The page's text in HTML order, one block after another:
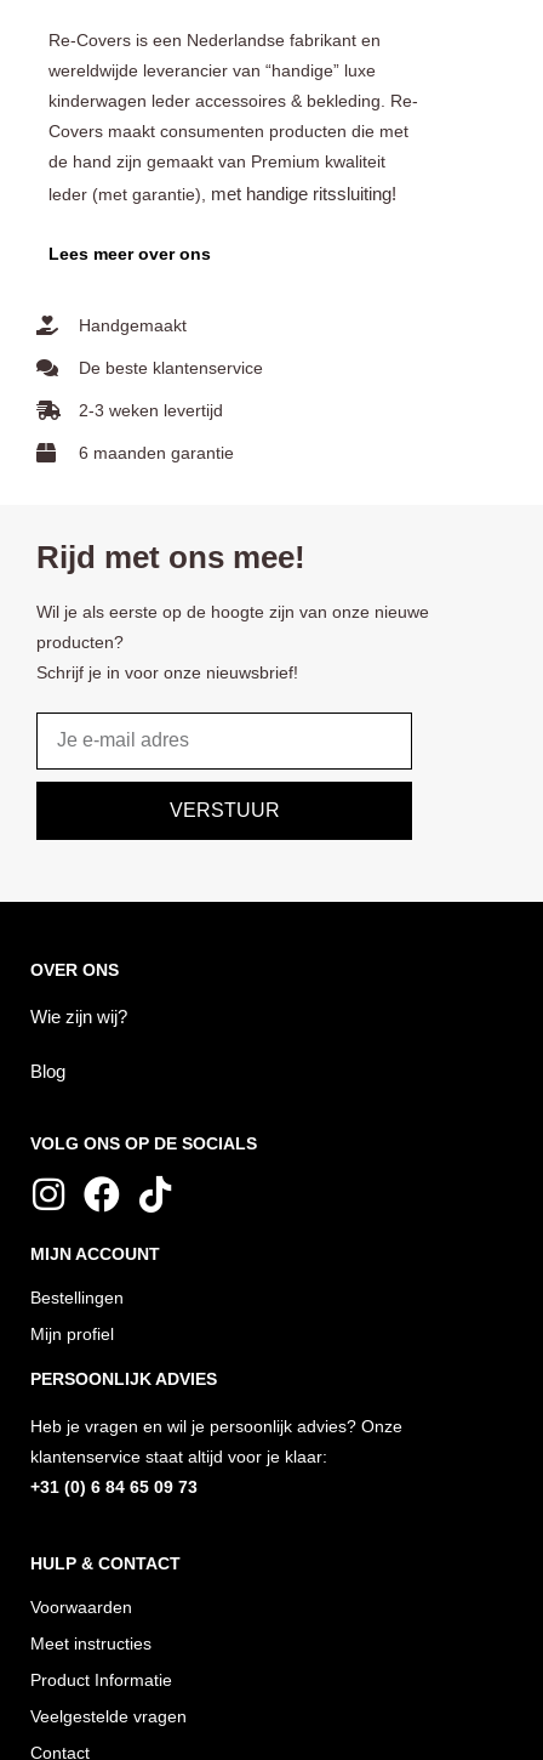
Re-Covers is een Nederlandse fabrikant en
wereldwijde leverancier van “handige” luxe
kinderwagen leder accessoires & bekleding. Re-
Covers maakt consumenten producten die met
de hand zijn gemaakt van Premium kwaliteit
leder (met garantie), met handige ritssluiting!
Lees meer over ons
Handgemaakt
De beste klantenservice
2-3 weken levertijd
6 maanden garantie
Rijd met ons mee!
Wil je als eerste op de hoogte zijn van onze nieuwe
producten?
Schrijf je in voor onze nieuwsbrief!
VERSTUUR
OVER ONS
Wie zijn wij?
Blog
VOLG ONS OP DE SOCIALS
I
s
t
a
g
r
a
m
F
c
e
b
o
k
T
k
k
MIJN ACCOUNT
Bestellingen
Mijn profiel
PERSOONLIJK ADVIES
Heb je vragen en wil je persoonlijk advies? Onze
klantenservice staat altijd voor je klaar:
+31 (0) 6 84 65 09 73
HULP & CONTACT
Voorwaarden
Meet instructies
Product Informatie
Veelgestelde vragen
Contact